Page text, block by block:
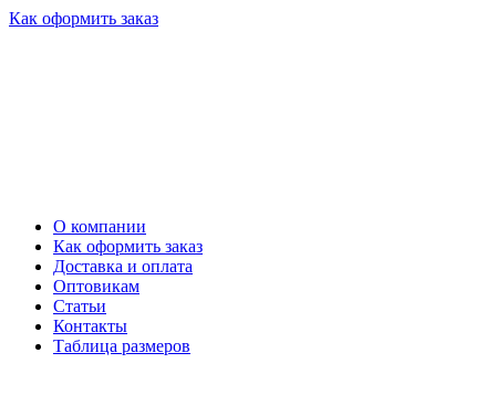
Как оформить заказ
О компании
Как оформить заказ
Доставка и оплата
Оптовикам
Статьи
Контакты
Таблица размеров